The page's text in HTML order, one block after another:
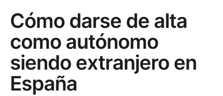
Cómo darse de alta
como autónomo
siendo extranjero en
España